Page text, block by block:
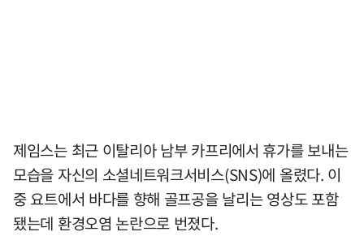
제임스는 최근 이탈리아 남부 카프리에서 휴가를 보내는
모습을 자신의 소셜네트워크서비스(SNS)에 올렸다. 이
중 요트에서 바다를 향해 골프공을 날리는 영상도 포함
됐는데 환경오염 논란으로 번졌다.